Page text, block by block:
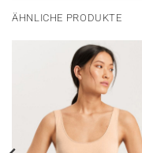
ÄHNLICHE PRODUKTE